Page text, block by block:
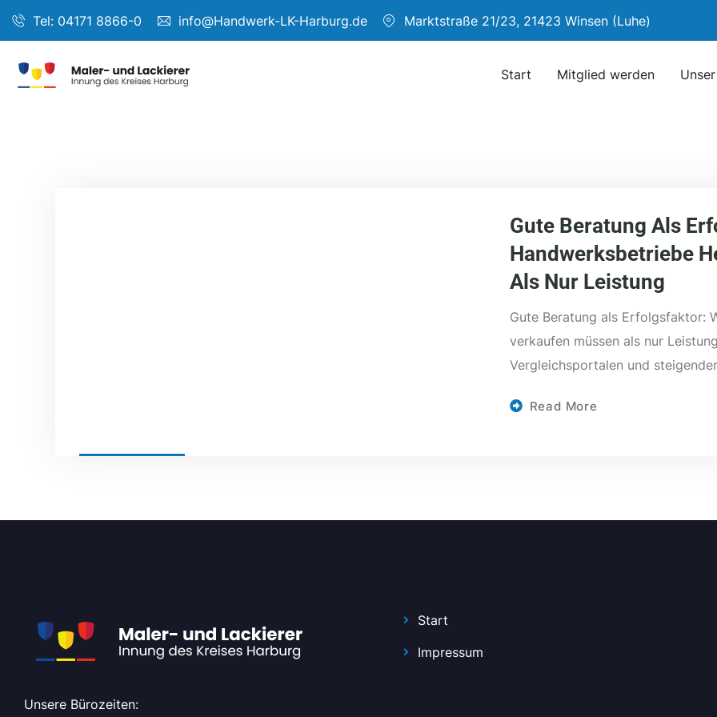
Tel: 04171 8866-0 info@Handwerk-LK-Harburg.de Marktstraße 21/23, 21423 Winsen (Luhe)
Start Mitglied werden
Gute Beratung Als
Handwerksbetriebe
Als Nur Leistung
Gute Beratung als Erfolgsfaktor:
verkaufen müssen als nur
Vergleichsportalen und steigender
Read More
Unsere Bürozeiten:
Start
Impressum